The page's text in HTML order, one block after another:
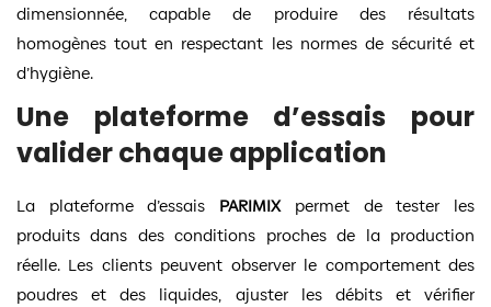
dimensionnée, capable de produire des résultats
homogènes tout en respectant les normes de sécurité et
d’hygiène.
Une plateforme d’essais pour
valider chaque application
La plateforme d’essais PARIMIXpermet de tester les
produits dans des conditions proches de la production
réelle. Les clients peuvent observer le comportement des
poudres et des liquides, ajuster les débits et vérifier